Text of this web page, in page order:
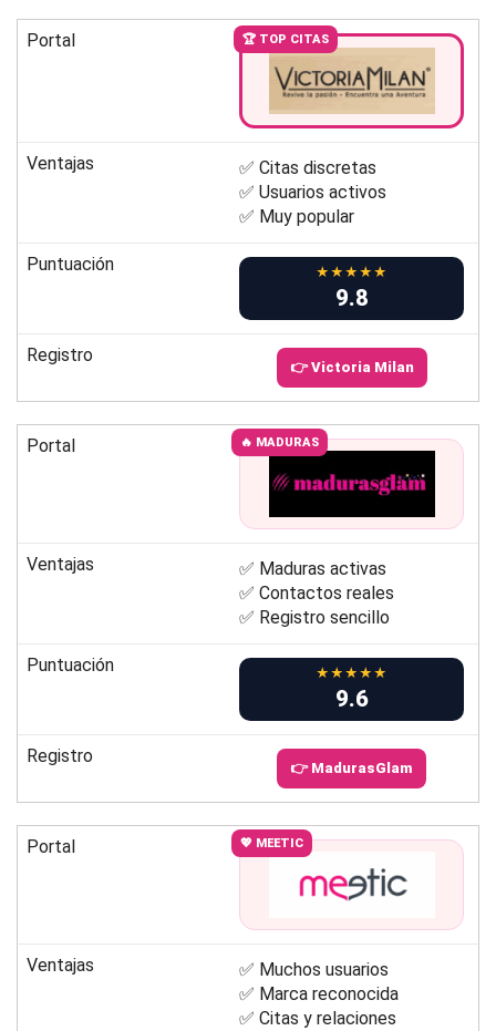
Portal 🏆 TOP CITAS
Ventajas
✅ Citas discretas
✅ Usuarios activos
✅ Muy popular
Puntuación ★★★★★
9.8
Registro
👉 Victoria Milan
Portal 🔥 MADURAS
Ventajas
✅ Maduras activas
✅ Contactos reales
✅ Registro sencillo
Puntuación ★★★★★
9.6
Registro
👉 MadurasGlam
Portal 💖 MEETIC
Ventajas
✅ Muchos usuarios
✅ Marca reconocida
✅ Citas y relaciones